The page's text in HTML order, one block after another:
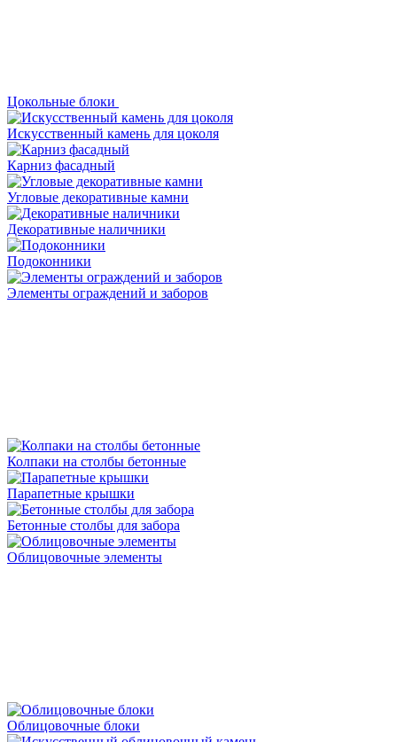
Цокольные блоки
Искусственный камень для цоколя
Карниз фасадный
Угловые декоративные камни
Декоративные наличники
Подоконники
Элементы ограждений и заборов
Колпаки на столбы бетонные
Парапетные крышки
Бетонные столбы для забора
Облицовочные элементы
Облицовочные блоки